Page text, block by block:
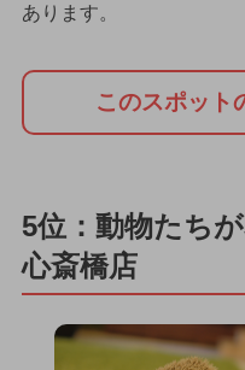
あります。
このスポット
5位：動物たち
心斎橋店